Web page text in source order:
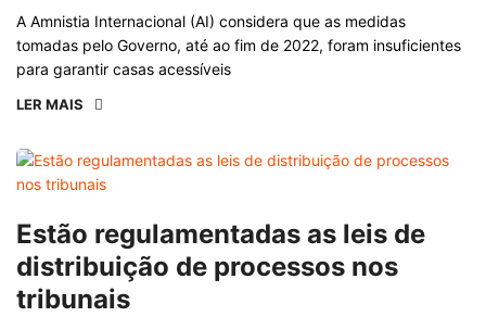
A Amnistia Internacional (AI) considera que as medidas
tomadas pelo Governo, até ao fim de 2022, foram insuficientes
para garantir casas acessíveis
LER MAIS
Estão regulamentadas as leis de
distribuição de processos nos
tribunais